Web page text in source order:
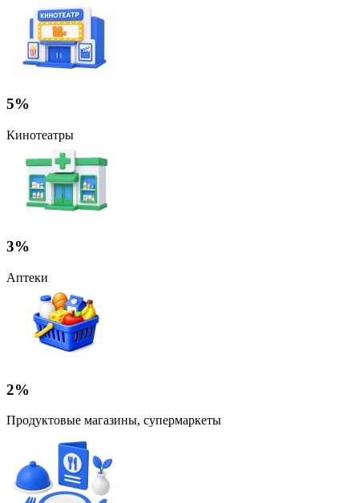
5%
Кинотеатры
3%
Аптеки
2%
Продуктовые магазины, супермаркеты